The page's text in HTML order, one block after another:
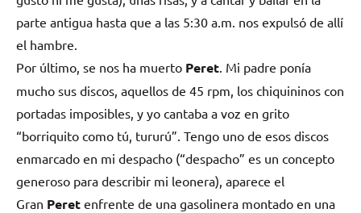
parte antigua hasta que a las 5:30 a.m. nos expulsó de allí
el hambre.
Por último, se nos ha muerto Peret . Mi padre ponía
mucho sus discos, aquellos de 45 rpm, los chiquininos con
portadas imposibles, y yo cantaba a voz en grito
“borriquito como tú, tururú”. Tengo uno de esos discos
enmarcado en mi despacho (“despacho” es un concepto
generoso para describir mi leonera), aparece el
Gran Peret enfrente de una gasolinera montado en una